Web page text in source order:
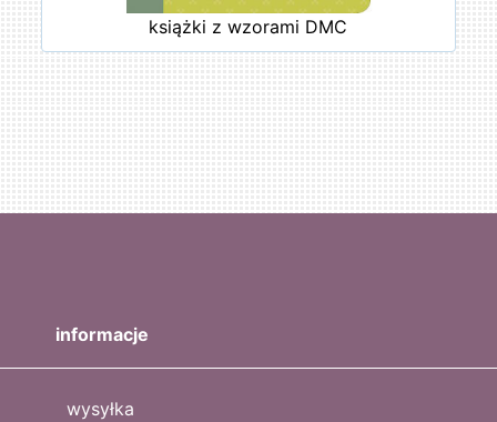
książki z wzorami DMC
informacje
wysyłka